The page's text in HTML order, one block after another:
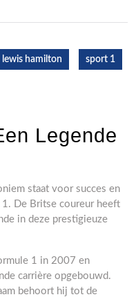
lewis hamilton sport 1
Legende
staat voor succes en
De Britse coureur heeft
in deze prestigieuze
1 in 2007 en
carrière opgebouwd.
behoort hij tot de